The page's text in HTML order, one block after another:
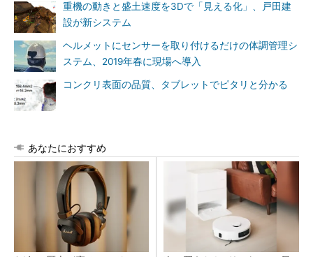
重機の動きと盛土速度を3Dで「見える化」、戸田建
設が新システム
ヘルメットにセンサーを取り付けるだけの体調管理シ
ステム、2019年春に現場へ導入
コンクリ表面の品質、タブレットでピタリと分かる
あなたにおすすめ